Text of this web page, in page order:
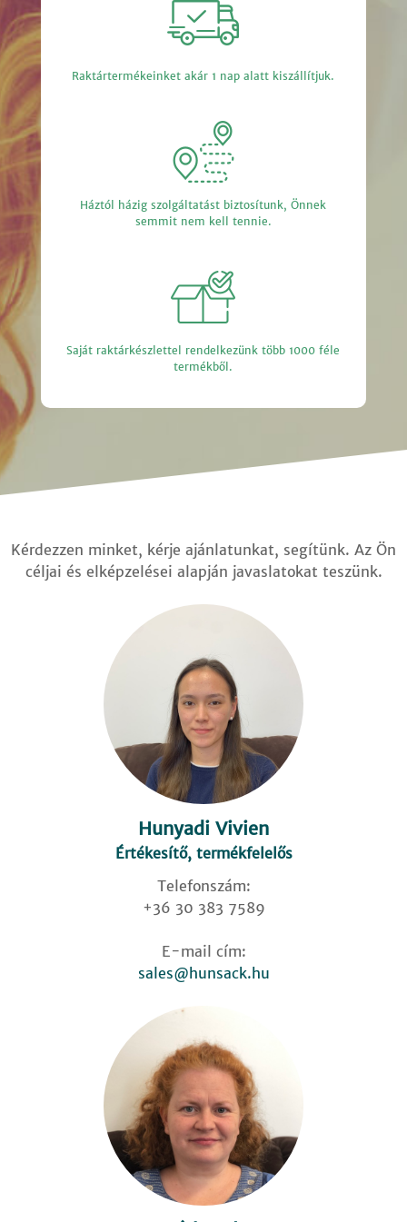
Raktártermékeinket akár 1 nap alatt kiszállítjuk.
Háztól házig szolgáltatást biztosítunk, Önnek
semmit nem kell tennie.
Saját raktárkészlettel rendelkezünk több 1000 féle
termékből.
Kérdezzen minket, kérje ajánlatunkat, segítünk. Az Ön
céljai és elképzelései alapján javaslatokat teszünk.
Hunyadi Vivien
Értékesítő, termékfelelős
Telefonszám:
+36 30 383 7589
E-mail cím:
sales@hunsack.hu